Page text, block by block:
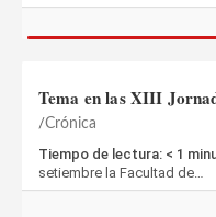
Tema en las XIII
Crónica
Tiempo de lectura: < 1
setiembre la Facultad de…